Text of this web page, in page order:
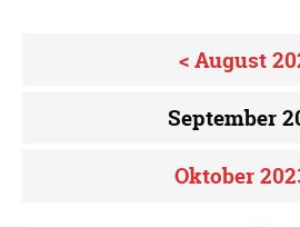
< August
September
Oktober